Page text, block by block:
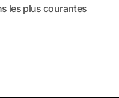
les plus courantes